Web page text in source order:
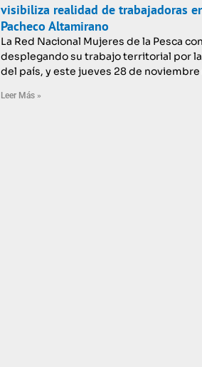
visibiliza realidad de trabajadoras
Pacheco Altamirano
La Red Nacional Mujeres de la Pesca
desplegando su trabajo territorial por
del país, y este jueves 28 de noviembre
Leer Más »